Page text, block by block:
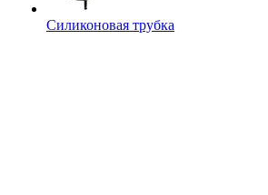
Силиконовая трубка